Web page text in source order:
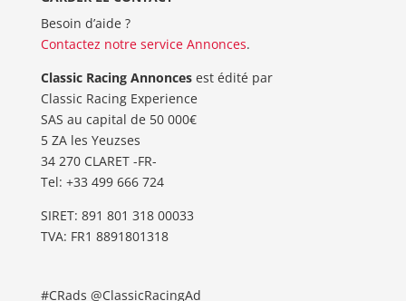
Besoin d’aide ?
Contactez notre service Annonces.
Classic Racing Annoncesest édité par
Classic Racing Experience
SAS au capital de 50 000€
5 ZA les Yeuzses
34 270 CLARET -FR-
Tel: ‭+33 499 666 724‬
SIRET: 891 801 318 00033
TVA: FR1 8891801318
#CRads @ClassicRacingAd